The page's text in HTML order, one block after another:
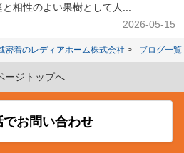
相性のよい果樹として人...
2026-05-15
密着のレディアホーム株式会社 ブログ一覧
ージトップへ
でお問い合わせ